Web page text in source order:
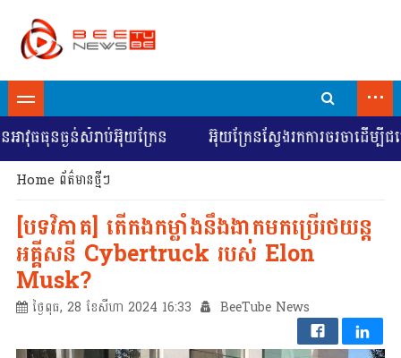
...
ធុនធ្ងន់សំរាប់អ៊ុយក្រែន អ៊ុយក្រែនស្វែងរកការចរចាដើម្បី
Home ព័ត៌មានថ្មីៗ
[បទវិភាគ] តើកងកម្លាំងនឹងងាកមកប្រើរថយន្ត
អគ្គីសនី Cybertruck របស់ Elon
Musk?
ថ្ងៃពុធ, 28 ខែសីហា 2024 16:33 BeeTube News